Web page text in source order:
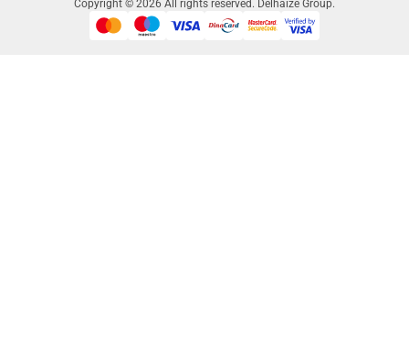
Copyright © 2026 All rights reserved. Delhaize Group.